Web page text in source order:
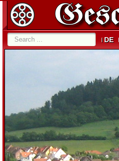
DE